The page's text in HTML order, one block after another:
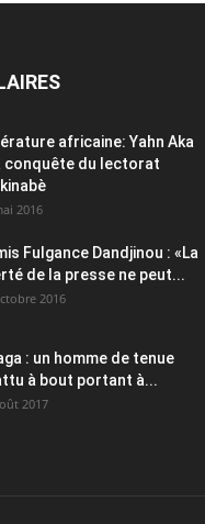
africaine: Yahn Aka
conquête du lectorat
2016
Fulgance Dandjinou : «La
de la presse ne peut...
2016
: un homme de tenue
à bout portant à...
2017